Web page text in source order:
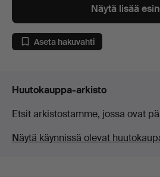
Näytä lisää
Aseta hakuvahti
Huutokauppa-arkisto
Etsit arkistostamme, jossa ovat
Näytä käynnissä olevat